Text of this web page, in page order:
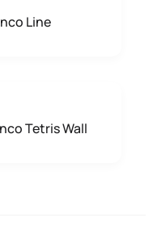
Line
Tetris Wall